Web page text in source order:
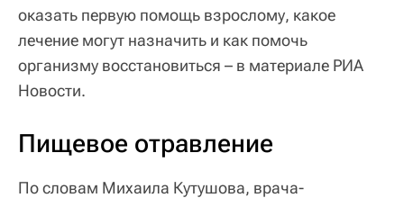
оказать первую помощь взрослому, какое
лечение могут назначить и как помочь
организму восстановиться – в материале РИА
Новости.
Пищевое отравление
По словам Михаила Кутушова, врача-